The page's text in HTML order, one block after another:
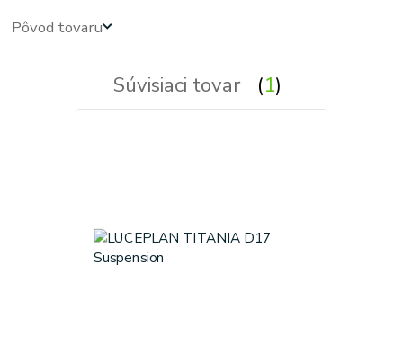
Pôvod tovaru
Súvisiaci tovar 1